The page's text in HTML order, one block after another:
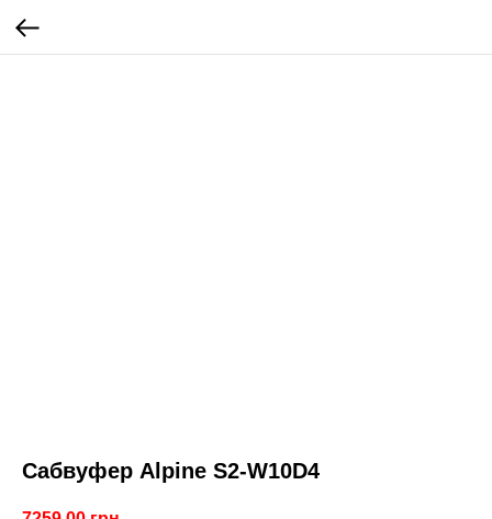
Сабвуфер Alpine S2-W10D4